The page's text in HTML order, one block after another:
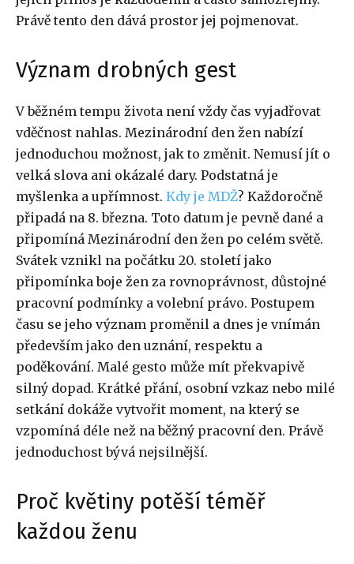
Právě tento den dává prostor jej pojmenovat.
Význam drobných gest
V běžném tempu života není vždy čas vyjadřovat
vděčnost nahlas. Mezinárodní den žen nabízí
jednoduchou možnost, jak to změnit. Nemusí jít o
velká slova ani okázalé dary. Podstatná je
myšlenka a upřímnost. Kdy je MDŽ? Každoročně
připadá na 8. března. Toto datum je pevně dané a
připomíná Mezinárodní den žen po celém světě.
Svátek vznikl na počátku 20. století jako
připomínka boje žen za rovnoprávnost, důstojné
pracovní podmínky a volební právo. Postupem
času se jeho význam proměnil a dnes je vnímán
především jako den uznání, respektu a
poděkování. Malé gesto může mít překvapivě
silný dopad. Krátké přání, osobní vzkaz nebo milé
setkání dokáže vytvořit moment, na který se
vzpomíná déle než na běžný pracovní den. Právě
jednoduchost bývá nejsilnější.
Proč květiny potěší téměř
každou ženu